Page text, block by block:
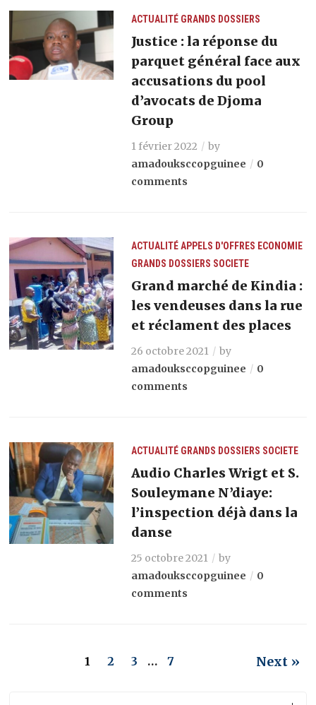
ACTUALITÉ GRANDS DOSSIERS
Justice : la réponse du
parquet général face aux
accusations du pool
d’avocats de Djoma
Group
1 février 2022
by
amadouksccopguinee
0
comments
ACTUALITÉAPPELS D'OFFRES ECONOMIE
GRANDS DOSSIERS SOCIETE
Grand marché de Kindia :
les vendeuses dans la rue
et réclament des places
26 octobre 2021
by
amadouksccopguinee
0
comments
ACTUALITÉ GRANDS DOSSIERS SOCIETE
Audio Charles Wrigt et S.
Souleymane N’diaye:
l’inspection déjà dans la
danse
25 octobre 2021
by
amadouksccopguinee
0
comments
1 2 3 … 7 Next »